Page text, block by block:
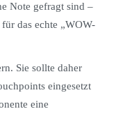
Note gefragt sind –
das echte „WOW-
Sie sollte daher
eingesetzt
eine